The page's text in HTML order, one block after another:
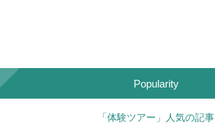
Popularity
「体験ツアー」人気の記事